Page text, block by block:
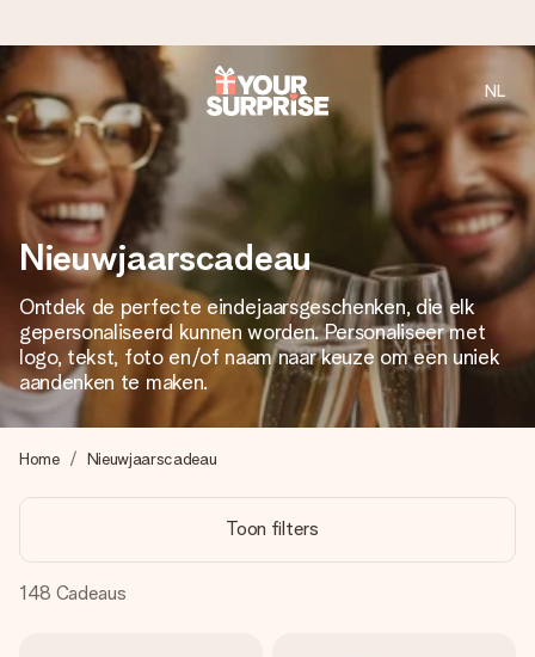
Voor 16:00 besteld, vandaag verzonden
We maken jouw cadeau met zorg en zorgen dat het
razendsnel onderweg is - zodat jij kunt geven op precies
het juiste moment, wanneer het het meeste betekent.
4,8 (gebaseerd op +8.000 reviews)
Onze cadeaus worden gewaardeerd. Klanten beoordelen
ons met een 4,7 op Google Reviews
Je maakt in een paar stappen iets unieks – met haar naam,
jullie foto of een boodschap die raakt. Zonder gedoe, maar
met alle aandacht voor het moment.
NL
Nieuwjaarscadeau
Ontdek de perfecte eindejaarsgeschenken, die elk
gepersonaliseerd kunnen worden. Personaliseer met
logo, tekst, foto en/of naam naar keuze om een uniek
aandenken te maken.
Home Nieuwjaarscadeau
Toon filters
148 Cadeaus